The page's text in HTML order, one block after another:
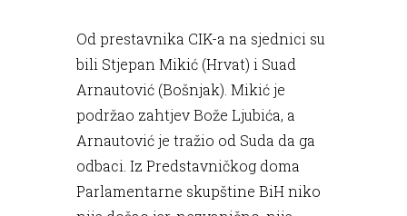
Od prestavnika CIK-a na sjednici su
bili Stjepan Mikić (Hrvat) i Suad
Arnautović (Bošnjak). Mikić je
podržao zahtjev Bože Ljubića, a
Arnautović je tražio od Suda da ga
odbaci. Iz Predstavničkog doma
Parlamentarne skupštine BiH niko